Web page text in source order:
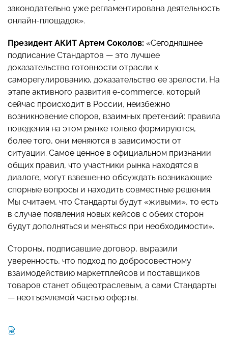
законодательно уже регламентирована деятельность
онлайн-площадок».
Президент АКИТ Артем Соколов: «Сегодняшнее
подписание Стандартов — это лучшее
доказательство готовности отрасли к
саморегулированию, доказательство ее зрелости. На
этапе активного развития e-commerce, который
сейчас происходит в России, неизбежно
возникновение споров, взаимных претензий: правила
поведения на этом рынке только формируются,
более того, они меняются в зависимости от
ситуации. Самое ценное в официальном признании
общих правил, что участники рынка находятся в
диалоге, могут взвешенно обсуждать возникающие
спорные вопросы и находить совместные решения.
Мы считаем, что Стандарты будут «живыми», то есть
в случае появления новых кейсов с обеих сторон
будут дополняться и меняться при необходимости».
Стороны, подписавшие договор, выразили
уверенность, что подход по добросовестному
взаимодействию маркетплейсов и поставщиков
товаров станет общеотраслевым, а сами Стандарты
— неотъемлемой частью оферты.